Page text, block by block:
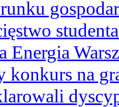
Energia
konkurs na